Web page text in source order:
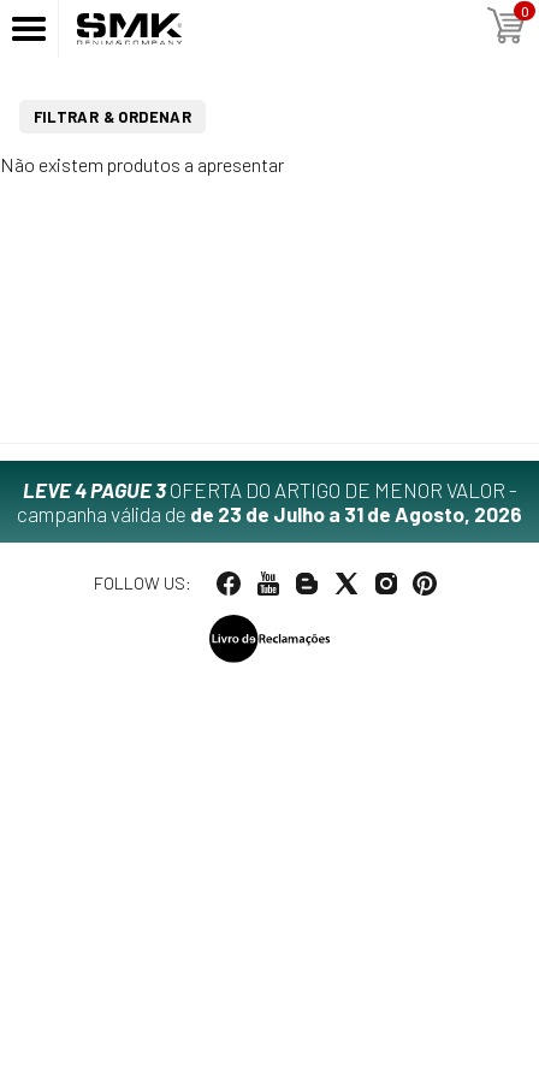
0
FILTRAR & ORDENAR
Não existem produtos a apresentar
LEVE 4 PAGUE 3OFERTA DO ARTIGO DE MENOR VALOR -
campanha válida de de 23 de Julho a 31 de Agosto, 2026
FOLLOW US: